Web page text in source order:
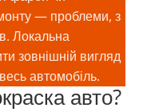
— проблеми, з
Локальна
зовнішній вигляд
автомобіль.
авто?